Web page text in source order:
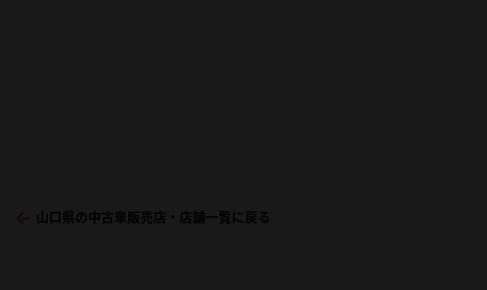
山口県の中古車販売店・店舗一覧に戻る